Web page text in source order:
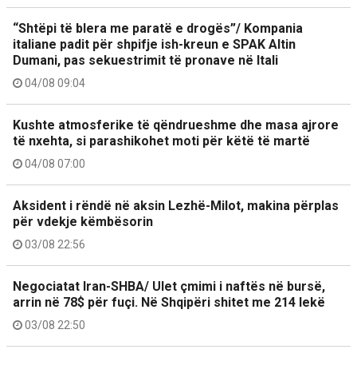
“Shtëpi të blera me paratë e drogës”/ Kompania
italiane padit për shpifje ish-kreun e SPAK Altin
Dumani, pas sekuestrimit të pronave në Itali
04/08 09:04
Kushte atmosferike të qëndrueshme dhe masa ajrore
të nxehta, si parashikohet moti për këtë të martë
04/08 07:00
Aksident i rëndë në aksin Lezhë-Milot, makina përplas
për vdekje këmbësorin
03/08 22:56
Negociatat Iran-SHBA/ Ulet çmimi i naftës në bursë,
arrin në 78$ për fuçi. Në Shqipëri shitet me 214 lekë
03/08 22:50